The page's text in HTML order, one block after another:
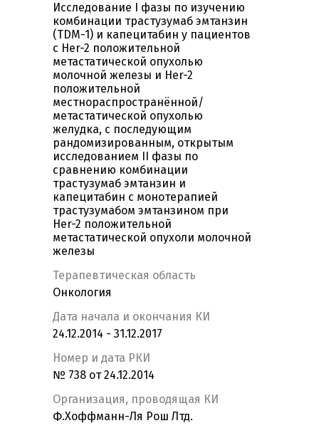
Исследование I фазы по изучению
комбинации трастузумаб эмтанзин
(TDM-1) и капецитабин у пациентов
с Her-2 положительной
метастатической опухолью
молочной железы и Her-2
положительной
местнораспространённой/
метастатической опухолью
желудка, c последующим
рандомизированным, открытым
исследованием II фазы по
сравнению комбинации
трастузумаб эмтанзин и
капецитабин с монотерапией
трастузумабом эмтанзином при
Her-2 положительной
метастатической опухоли молочной
железы
Терапевтическая область
Онкология
Дата начала и окончания КИ
24.12.2014 - 31.12.2017
Номер и дата РКИ
№ 738 от 24.12.2014
Организация, проводящая КИ
Ф.Хоффманн-Ля Рош Лтд.